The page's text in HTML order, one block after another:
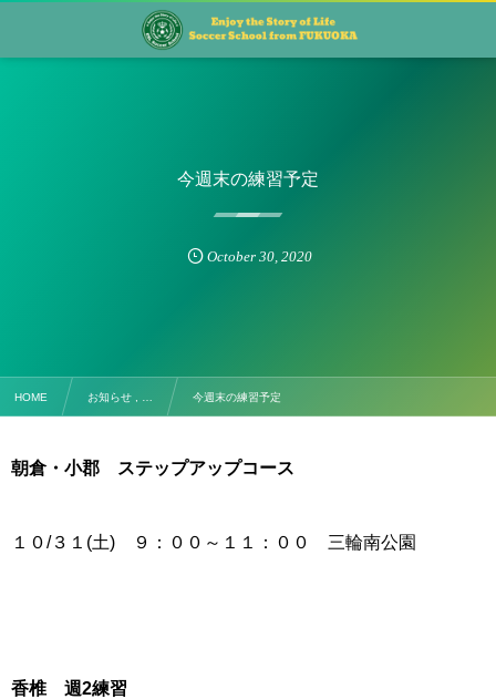
今週末の練習予定
October 30,2020
HOME お知らせ , … 今週末の練習予定
朝倉・小郡 ステップアップコース
１０/３１(土) ９：００～１１：００ 三輪南公園
香椎 週2練習